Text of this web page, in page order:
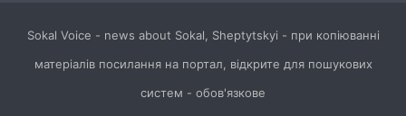
Sokal Voice - news about Sokal, Sheptytskyi - при копіюванні
матеріалів посилання на портал, відкрите для пошукових
систем - обов'язкове